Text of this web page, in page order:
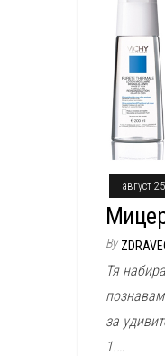
август
By
Тя
за
1.…